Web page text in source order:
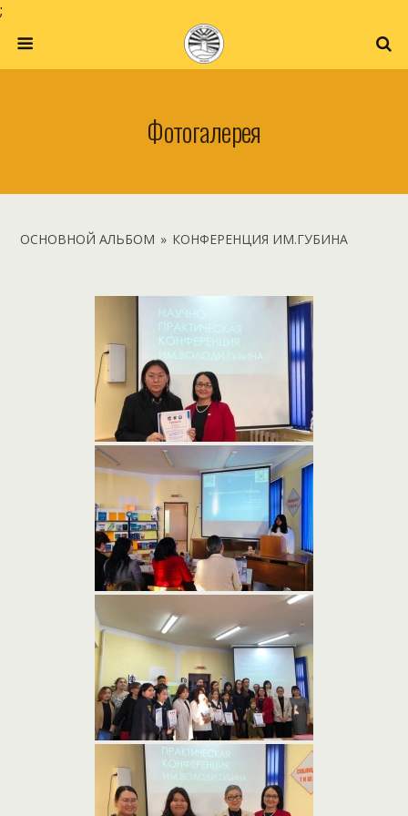
;
Фотогалерея
ОСНОВНОЙ АЛЬБОМ » КОНФЕРЕНЦИЯ ИМ.ГУБИНА